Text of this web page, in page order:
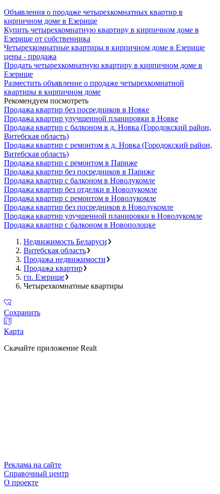
Объявления о продаже четырехкомнатных квартир в
кирпичном доме в Езерище
Купить четырехкомнатную квартиру в кирпичном доме в
Езерище от собственника
Четырехкомнатные квартиры в кирпичном доме в Езерище
цены - продажа
Продать четырехкомнатную квартиру в кирпичном доме в
Езерище
Разместить объявление о продаже четырехкомнатной
квартиры в кирпичном доме
Рекомендуем посмотреть
Продажа квартир без посредников в Новке
Продажа квартир улучшенной планировки в Новке
Продажа квартир с балконом в д. Новка (Городокский район,
Витебская область)
Продажа квартир с ремонтом в д. Новка (Городокский район,
Витебская область)
Продажа квартир с ремонтом в Париже
Продажа квартир без посредников в Париже
Продажа квартир с балконом в Новолукомле
Продажа квартир без отделки в Новолукомле
Продажа квартир с ремонтом в Новолукомле
Продажа квартир без посредников в Новолукомле
Продажа квартир улучшенной планировки в Новолукомле
Продажа квартир с балконом в Новополоцке
Недвижимость Беларуси
Витебская область
Продажа недвижимости
Продажа квартир
гп. Езерище
Четырехкомнатные квартиры
Сохранить
Карта
Скачайте приложение Realt
Реклама на сайте
Справочный центр
О проекте